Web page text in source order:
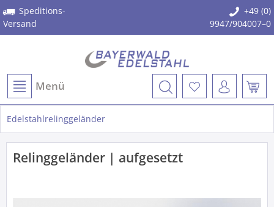
Speditions-
Versand
+49 (0)
9947/904007–0
Menü
Edelstahlrelinggeländer
Relinggeländer | aufgesetzt